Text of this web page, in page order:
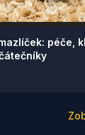
péče,